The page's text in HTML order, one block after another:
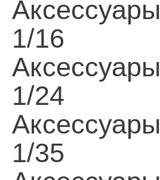
Аксессуары
1/16
Аксессуары
1/24
Аксессуары
1/35